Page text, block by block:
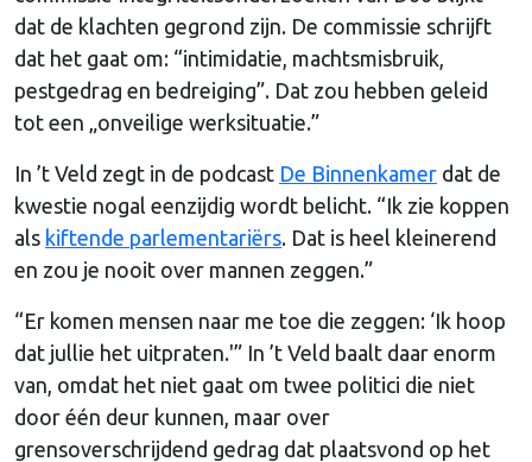
dat de klachten gegrond zijn. De commissie schrijft
dat het gaat om: “intimidatie, machtsmisbruik,
pestgedrag en bedreiging”. Dat zou hebben geleid
tot een „onveilige werksituatie.”
In ’t Veld zegt in de podcast De Binnenkamer dat de
kwestie nogal eenzijdig wordt belicht. “Ik zie koppen
als kiftende parlementariërs. Dat is heel kleinerend
en zou je nooit over mannen zeggen.”
“Er komen mensen naar me toe die zeggen: ‘Ik hoop
dat jullie het uitpraten.'” In ’t Veld baalt daar enorm
van, omdat het niet gaat om twee politici die niet
door één deur kunnen, maar over
grensoverschrijdend gedrag dat plaatsvond op het